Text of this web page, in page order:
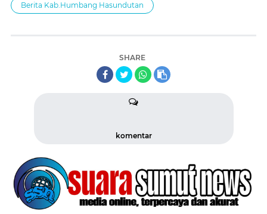
Berita Kab.Humbang Hasundutan
SHARE
komentar